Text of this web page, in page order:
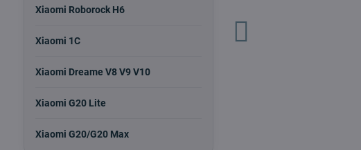
Xiaomi Roborock H6
Xiaomi 1C
Xiaomi Dreame V8 V9 V10
Xiaomi G20 Lite
Xiaomi G20/G20 Max